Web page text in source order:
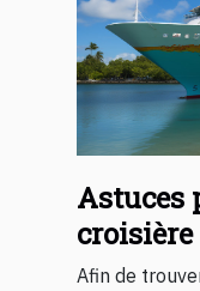
Astuces
inclus
Afin de